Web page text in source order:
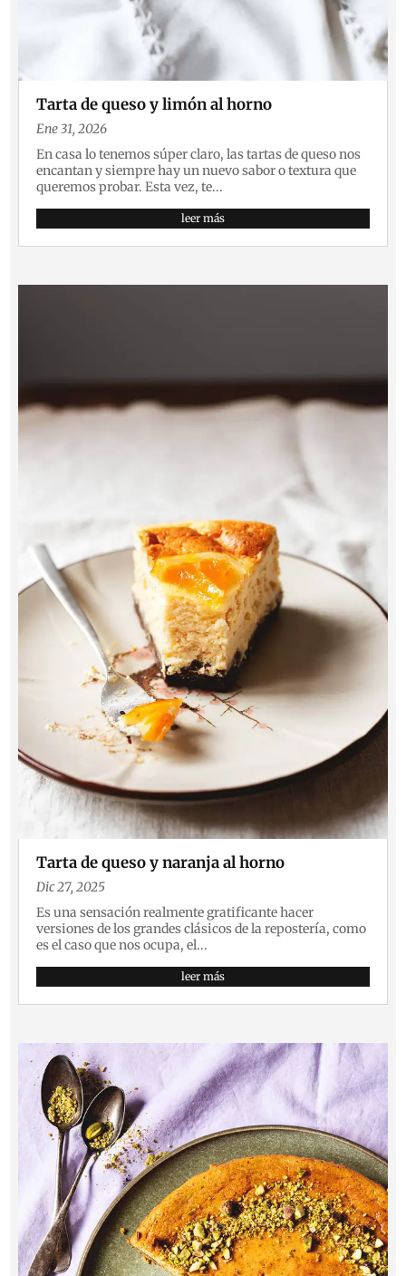
Tarta de queso y limón al horno
Ene 31, 2026
En casa lo tenemos súper claro, las tartas de queso nos
encantan y siempre hay un nuevo sabor o textura que
queremos probar. Esta vez, te...
leer más
Tarta de queso y naranja al horno
Dic 27, 2025
Es una sensación realmente gratificante hacer
versiones de los grandes clásicos de la repostería, como
es el caso que nos ocupa, el...
leer más